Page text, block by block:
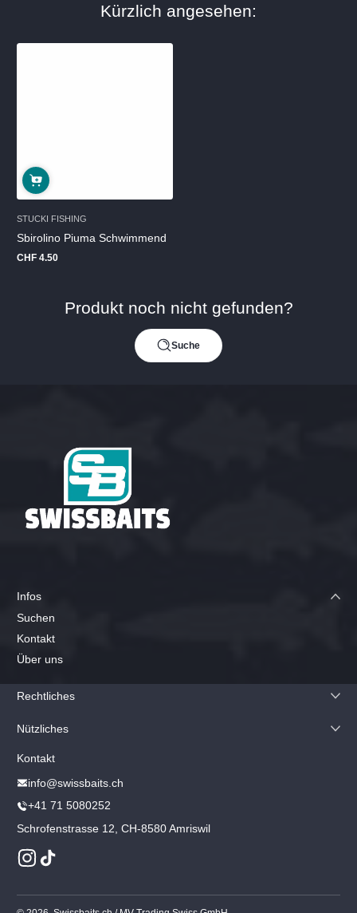
Kürzlich angesehen:
STUCKI FISHING
Sbirolino Piuma Schwimmend
Regulärer
CHF 4.50
Produkt noch nicht gefunden?
Suche
Infos
Suchen
Kontakt
Über uns
Rechtliches
Nützliches
Kontakt
info@swissbaits.ch
+41 71 5080252
Schrofenstrasse 12, CH-8580 Amriswil
Instagram